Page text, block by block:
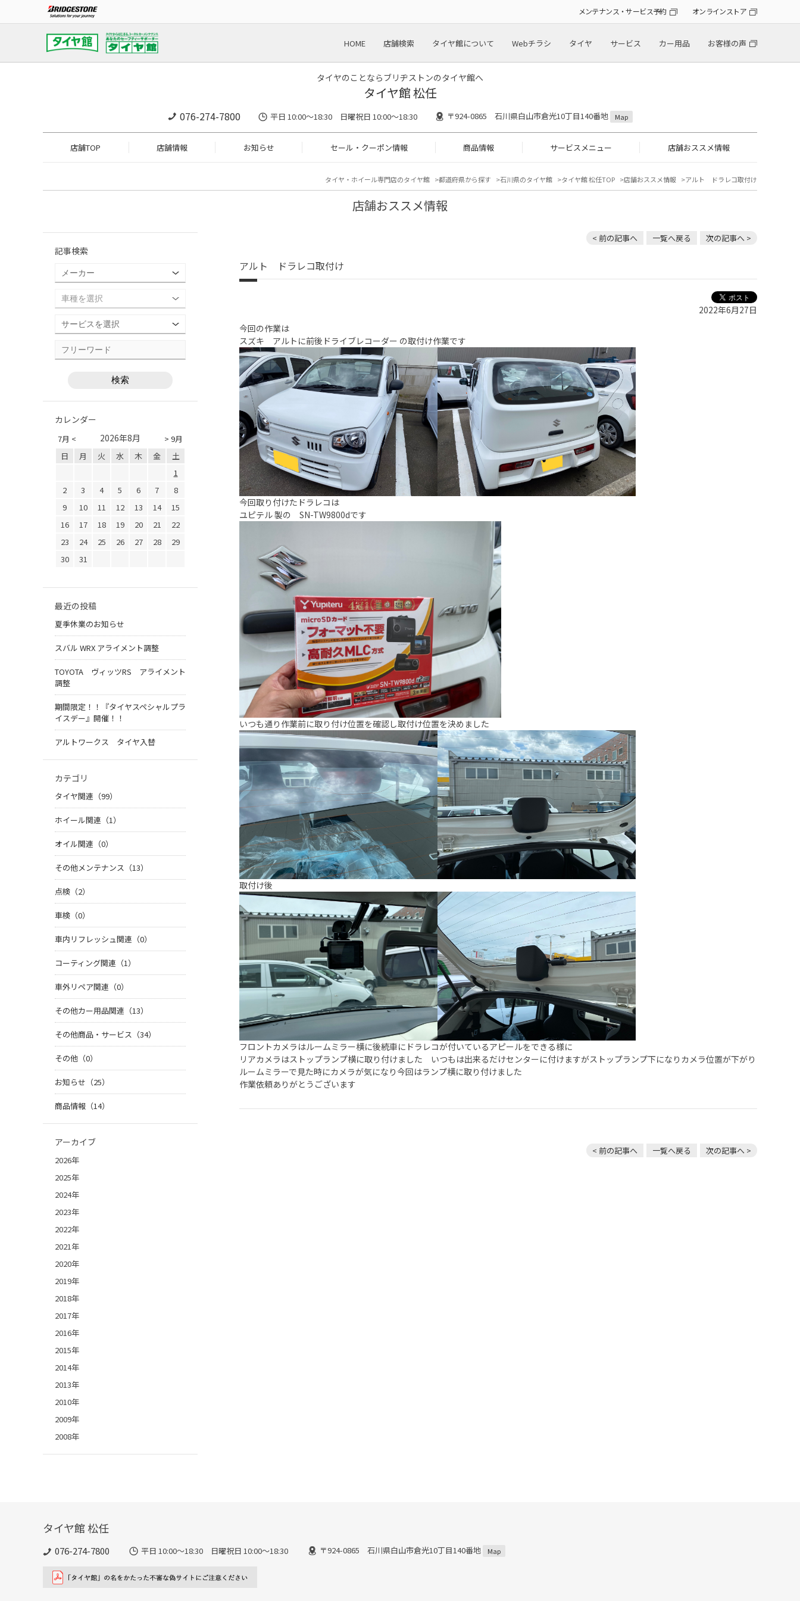
メンテナンス・サービス予約 オンラインストア
HOME 店舗検索 タイヤ館について Webチラシ タイヤ サービス カー用品 お客様の声
タイヤのことならブリヂストンのタイヤ館へ
タイヤ館 松任
076-274-7800 平日 10:00～18:30 日曜祝日 10:00～18:30 〒924-0865 石川県白山市倉光10丁目140番地 Map
店舗TOP 店舗情報 お知らせ セール・クーポン情報 商品情報 サービスメニュー 店舗おススメ情報
タイヤ・ホイール専門店のタイヤ館 都道府県から探す 石川県のタイヤ館 タイヤ館 松任TOP 店舗おススメ情報 アルト ドラレコ取付け
店舗おススメ情報
< 前の記事へ 一覧へ戻る 次の記事へ >
アルト ドラレコ取付け
2022年6月27日
今回の作業は
スズキ アルトに前後ドライブレコーダー の取付け作業です
今回取り付けたドラレコは
ユピテル 製の SN-TW9800dです
いつも通り作業前に取り付け位置を確認し取付け位置を決めました
取付け後
フロントカメラはルームミラー横に後続車にドラレコが付いているアピールをできる様に
リアカメラはストップランプ横に取り付けました いつもは出来るだけセンターに付けますがストップランプ下になりカメラ位置が下がり
ルームミラーで見た時にカメラが気になり今回はランプ横に取り付けました
作業依頼ありがとうございます
< 前の記事へ 一覧へ戻る 次の記事へ >
記事検索
カレンダー
7月 < > 9月
2026年8月
日 月 火 水 木 金
土
1
2
3 4 5 6 7
8
9
10 11 12 13 14
15
16
17 18 19 20 21
22
23
24 25 26 27 28
29
30
31
最近の投稿
夏季休業のお知らせ
スバル WRX アライメント調整
TOYOTA ヴィッツRS アライメント
調整
期間限定！！『タイヤスペシャルプラ
イスデー』開催！！
アルトワークス タイヤ入替
カテゴリ
タイヤ関連（99）
ホイール関連（1）
オイル関連（0）
その他メンテナンス（13）
点検（2）
車検（0）
車内リフレッシュ関連（0）
コーティング関連（1）
車外リペア関連（0）
その他カー用品関連（13）
その他商品・サービス（34）
その他（0）
お知らせ（25）
商品情報（14）
アーカイブ
2026年
2025年
2024年
2023年
2022年
2021年
2020年
2019年
2018年
2017年
2016年
2015年
2014年
2013年
2010年
2009年
2008年
タイヤ館 松任
076-274-7800 平日 10:00～18:30 日曜祝日 10:00～18:30 〒924-0865 石川県白山市倉光10丁目140番地 Map